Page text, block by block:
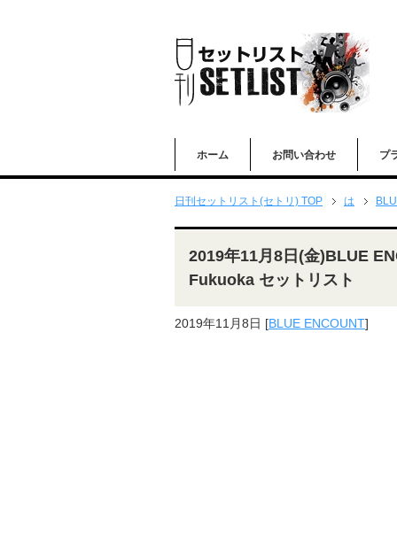
ホーム お問い合わせ プ
日刊セットリスト(セトリ) TOP は
2019年11月8日(金)BLUE
Fukuoka セットリスト
2019年11月8日 [BLUE ENCOUNT]